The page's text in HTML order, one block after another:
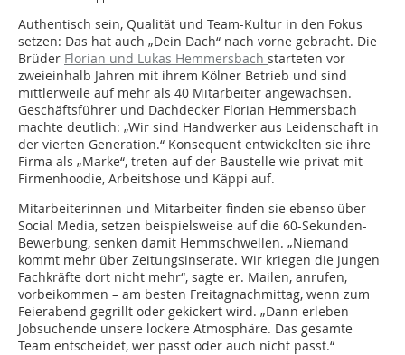
Authentisch sein, Qualität und Team-Kultur in den Fokus
setzen: Das hat auch „Dein Dach“ nach vorne gebracht. Die
Brüder Florian und Lukas Hemmersbach starteten vor
zweieinhalb Jahren mit ihrem Kölner Betrieb und sind
mittlerweile auf mehr als 40 Mitarbeiter angewachsen.
Geschäftsführer und Dachdecker Florian Hemmersbach
machte deutlich: „Wir sind Handwerker aus Leidenschaft in
der vierten Generation.“ Konsequent entwickelten sie ihre
Firma als „Marke“, treten auf der Baustelle wie privat mit
Firmenhoodie, Arbeitshose und Käppi auf.
Mitarbeiterinnen und Mitarbeiter finden sie ebenso über
Social Media, setzen beispielsweise auf die 60-Sekunden-
Bewerbung, senken damit Hemmschwellen. „Niemand
kommt mehr über Zeitungsinserate. Wir kriegen die jungen
Fachkräfte dort nicht mehr“, sagte er. Mailen, anrufen,
vorbeikommen – am besten Freitagnachmittag, wenn zum
Feierabend gegrillt oder gekickert wird. „Dann erleben
Jobsuchende unsere lockere Atmosphäre. Das gesamte
Team entscheidet, wer passt oder auch nicht passt.“